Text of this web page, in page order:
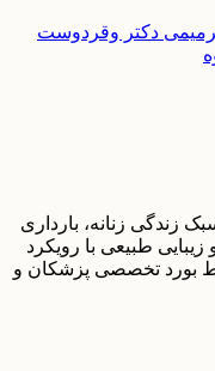
دکتر وقردوست
زندگی زنانه، بارداری
طبیعی با رویکرد
بورد تخصصی پزشکان و